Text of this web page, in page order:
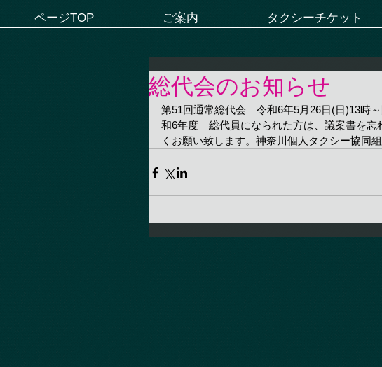
ページTOP ご案内 タクシーチケット
総代会のお知らせ
第51回通常総代会　令和6年5月26日(日)13時
和6年度　総代員になられた方は、議案書を
くお願い致します。神奈川個人タクシー協同